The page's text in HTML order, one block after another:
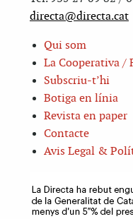
directa@directa.cat
Qui som
La Cooperativa /
Subscriu-t’hi
Botiga en línia
Revista en paper
Contacte
Avis Legal &